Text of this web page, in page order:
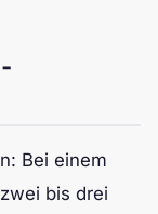
Bei einem
bis drei